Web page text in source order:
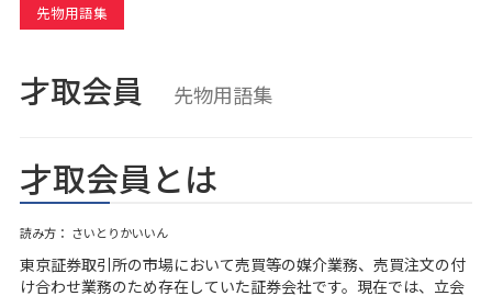
先物用語集
才取会員 先物用語集
才取会員とは
読み方： さいとりかいいん
東京証券取引所の市場において売買等の媒介業務、売買注文の付
け合わせ業務のため存在していた証券会社です。現在では、立会